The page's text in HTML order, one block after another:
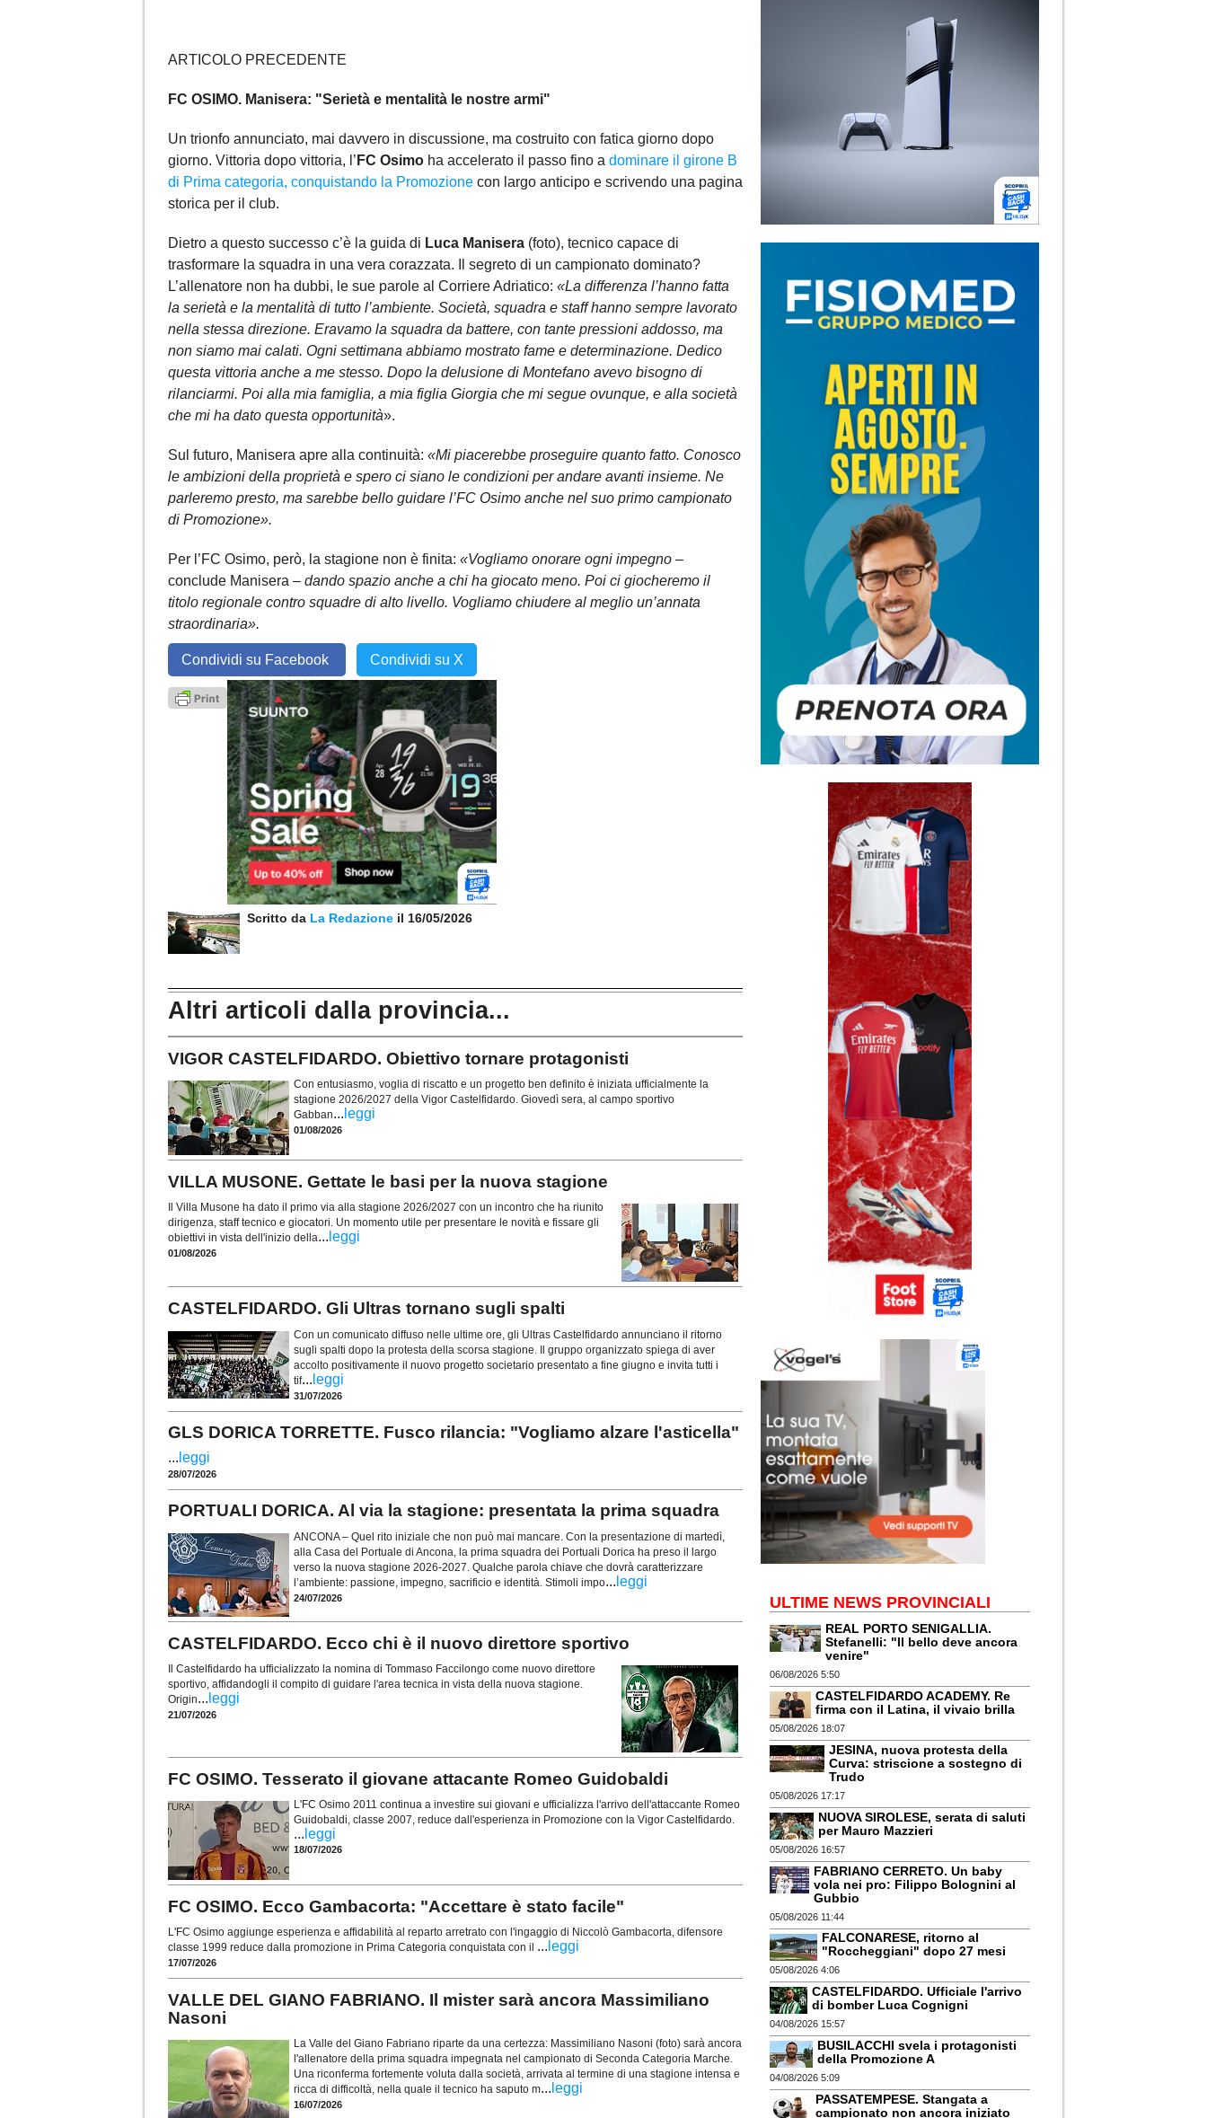
ARTICOLO PRECEDENTE
FC OSIMO. Manisera: "Serietà e mentalità le nostre armi"
Un trionfo annunciato, mai davvero in discussione, ma costruito con fatica giorno dopo
giorno. Vittoria dopo vittoria, l’ FC Osimo ha accelerato il passo fino a dominare il girone B
di Prima categoria, conquistando la Promozione con largo anticipo e scrivendo una pagina
storica per il club.
Dietro a questo successo c’è la guida di Luca Manisera (foto), tecnico capace di
trasformare la squadra in una vera corazzata. Il segreto di un campionato dominato?
L’allenatore non ha dubbi, le sue parole al Corriere Adriatico: «La differenza l’hanno fatta
la serietà e la mentalità di tutto l’ambiente. Società, squadra e staff hanno sempre lavorato
nella stessa direzione. Eravamo la squadra da battere, con tante pressioni addosso, ma
non siamo mai calati. Ogni settimana abbiamo mostrato fame e determinazione. Dedico
questa vittoria anche a me stesso. Dopo la delusione di Montefano avevo bisogno di
rilanciarmi. Poi alla mia famiglia, a mia figlia Giorgia che mi segue ovunque, e alla società
che mi ha dato questa opportunità».
Sul futuro, Manisera apre alla continuità: «Mi piacerebbe proseguire quanto fatto. Conosco
le ambizioni della proprietà e spero ci siano le condizioni per andare avanti insieme. Ne
parleremo presto, ma sarebbe bello guidare l’FC Osimo anche nel suo primo campionato
di Promozione».
Per l’FC Osimo, però, la stagione non è finita: «Vogliamo onorare ogni impegno –
conclude Manisera – dando spazio anche a chi ha giocato meno. Poi ci giocheremo il
titolo regionale contro squadre di alto livello. Vogliamo chiudere al meglio un’annata
straordinaria».
Condividi su Facebook Condividi su X
Scritto da La Redazione il 16/05/2026
Altri articoli dalla provincia...
VIGOR CASTELFIDARDO. Obiettivo tornare protagonisti
Con entusiasmo, voglia di riscatto e un progetto ben definito è iniziata ufficialmente la
stagione 2026/2027 della Vigor Castelfidardo. Giovedì sera, al campo sportivo
Gabban... leggi
01/08/2026
VILLA MUSONE. Gettate le basi per la nuova stagione
Il Villa Musone ha dato il primo via alla stagione 2026/2027 con un incontro che ha riunito
dirigenza, staff tecnico e giocatori. Un momento utile per presentare le novità e fissare gli
obiettivi in vista dell'inizio della... leggi
01/08/2026
CASTELFIDARDO. Gli Ultras tornano sugli spalti
Con un comunicato diffuso nelle ultime ore, gli Ultras Castelfidardo annunciano il ritorno
sugli spalti dopo la protesta della scorsa stagione. Il gruppo organizzato spiega di aver
accolto positivamente il nuovo progetto societario presentato a fine giugno e invita tutti i
tif... leggi
31/07/2026
GLS DORICA TORRETTE. Fusco rilancia: "Vogliamo alzare l'asticella"
... leggi
28/07/2026
PORTUALI DORICA. Al via la stagione: presentata la prima squadra
ANCONA – Quel rito iniziale che non può mai mancare. Con la presentazione di martedì,
alla Casa del Portuale di Ancona, la prima squadra dei Portuali Dorica ha preso il largo
verso la nuova stagione 2026-2027. Qualche parola chiave che dovrà caratterizzare
l’ambiente: passione, impegno, sacrificio e identità. Stimoli impo... leggi
24/07/2026
CASTELFIDARDO. Ecco chi è il nuovo direttore sportivo
Il Castelfidardo ha ufficializzato la nomina di Tommaso Faccilongo come nuovo direttore
sportivo, affidandogli il compito di guidare l'area tecnica in vista della nuova stagione.
Origin... leggi
21/07/2026
FC OSIMO. Tesserato il giovane attacante Romeo Guidobaldi
L'FC Osimo 2011 continua a investire sui giovani e ufficializza l'arrivo dell'attaccante Romeo
Guidobaldi, classe 2007, reduce dall'esperienza in Promozione con la Vigor Castelfidardo.
... leggi
18/07/2026
FC OSIMO. Ecco Gambacorta: "Accettare è stato facile"
L'FC Osimo aggiunge esperienza e affidabilità al reparto arretrato con l'ingaggio di Niccolò Gambacorta, difensore
classe 1999 reduce dalla promozione in Prima Categoria conquistata con il ... leggi
17/07/2026
VALLE DEL GIANO FABRIANO. Il mister sarà ancora Massimiliano
Nasoni
La Valle del Giano Fabriano riparte da una certezza: Massimiliano Nasoni (foto) sarà ancora
l'allenatore della prima squadra impegnata nel campionato di Seconda Categoria Marche.
Una riconferma fortemente voluta dalla società, arrivata al termine di una stagione intensa e
ricca di difficoltà, nella quale il tecnico ha saputo m... leggi
16/07/2026
ULTIME NEWS PROVINCIALI
REAL PORTO SENIGALLIA.
Stefanelli: "Il bello deve ancora
venire"
06/08/2026 5:50
CASTELFIDARDO ACADEMY. Re
firma con il Latina, il vivaio brilla
05/08/2026 18:07
JESINA, nuova protesta della
Curva: striscione a sostegno di
Trudo
05/08/2026 17:17
NUOVA SIROLESE, serata di saluti
per Mauro Mazzieri
05/08/2026 16:57
FABRIANO CERRETO. Un baby
vola nei pro: Filippo Bolognini al
Gubbio
05/08/2026 11:44
FALCONARESE, ritorno al
"Roccheggiani" dopo 27 mesi
05/08/2026 4:06
CASTELFIDARDO. Ufficiale l'arrivo
di bomber Luca Cognigni
04/08/2026 15:57
BUSILACCHI svela i protagonisti
della Promozione A
04/08/2026 5:09
PASSATEMPESE. Stangata a
campionato non ancora iniziato